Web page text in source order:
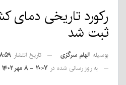
رکورد تاریخی دمای
ثبت شد
بوسیله الهام سرگزی تاریخ انتشار ۱۸:۵۹ - ۸ مهر
به روز رسانی شده در ۲۰:۰۷ - ۸ مهر ۱۴۰۲